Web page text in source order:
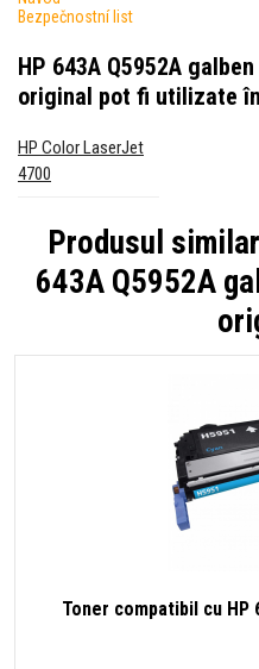
Bezpečnostní list
HP 643A Q5952A
original pot fi utilizate
HP Color LaserJet
4700
Produsul
643A Q5952A
Toner compatibil cu HP